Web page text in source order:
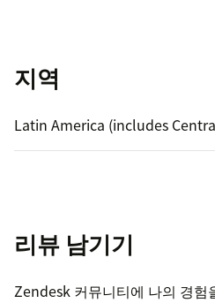
지역
Latin America (includes
리뷰 남기기
Zendesk 커뮤니티에 나의 경험